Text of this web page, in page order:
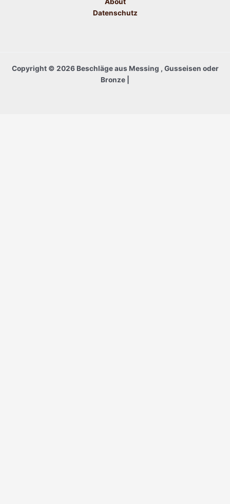
Datenschutz
Copyright © 2026 Beschläge aus Messing , Gusseisen oder
Bronze |